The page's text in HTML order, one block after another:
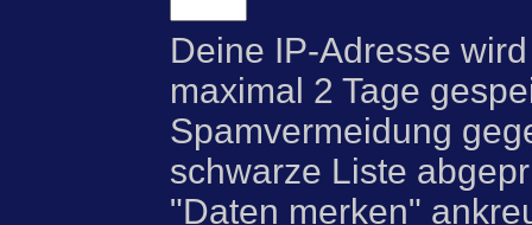
Deine IP-Adresse
maximal 2 Tage
Spamvermeidung
schwarze Liste
"Daten merken"